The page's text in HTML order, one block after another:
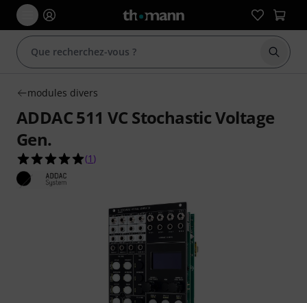
modules divers
ADDAC 511 VC Stochastic Voltage
Gen.
5.0 étoiles sur 5 d'après 1 évaluations clients
(1 )